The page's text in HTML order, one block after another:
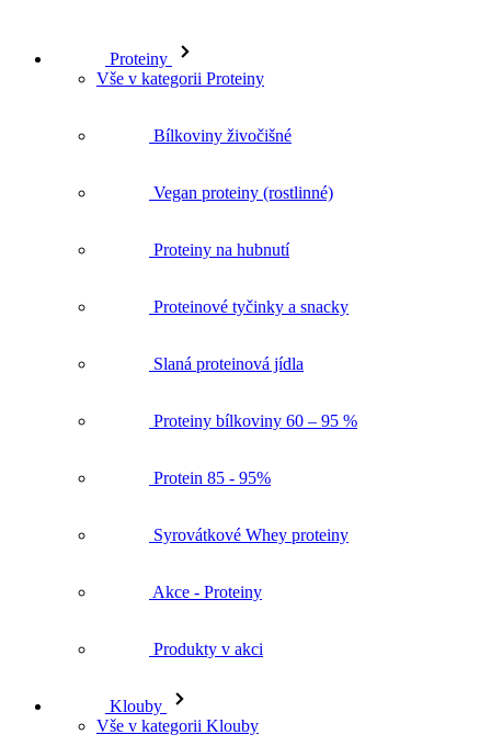
Proteiny
Vše v kategorii Proteiny
Bílkoviny živočišné
Vegan proteiny (rostlinné)
Proteiny na hubnutí
Proteinové tyčinky a snacky
Slaná proteinová jídla
Proteiny bílkoviny 60 – 95 %
Protein 85 - 95%
Syrovátkové Whey proteiny
Akce - Proteiny
Produkty v akci
Klouby
Vše v kategorii Klouby